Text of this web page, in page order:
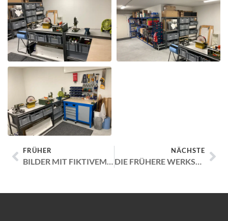
FRÜHER
BILDER MIT FIKTIVEM HINTERGRUND
NÄCHSTE
DIE FRÜHERE WERKSTÄTTEN